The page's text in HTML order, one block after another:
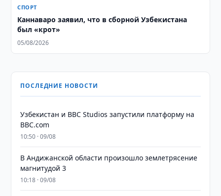
СПОРТ
Каннаваро заявил, что в сборной Узбекистана
был «крот»
05/08/2026
ПОСЛЕДНИЕ НОВОСТИ
Узбекистан и BBC Studios запустили платформу на
BBC.com
10:50 · 09/08
В Андижанской области произошло землетрясение
магнитудой 3
10:18 · 09/08